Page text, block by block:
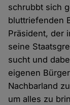
schrubbt sich
bluttriefenden
Präsident, der
seine
sucht und
eigenen
Nachbarland
um alles zu